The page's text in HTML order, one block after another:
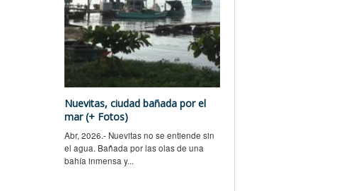
Nuevitas, ciudad bañada por el
mar (+ Fotos)
Abr, 2026.- Nuevitas no se entiende sin
el agua. Bañada por las olas de una
bahía inmensa y...